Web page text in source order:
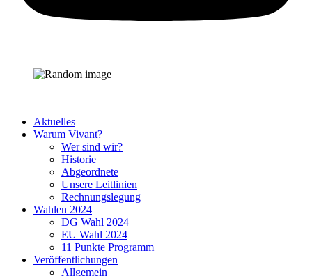
Aktuelles
Warum Vivant?
Wer sind wir?
Historie
Abgeordnete
Unsere Leitlinien
Rechnungslegung
Wahlen 2024
DG Wahl 2024
EU Wahl 2024
11 Punkte Programm
Veröffentlichungen
Allgemein